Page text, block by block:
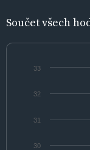
Součet všech
30
31
32
33